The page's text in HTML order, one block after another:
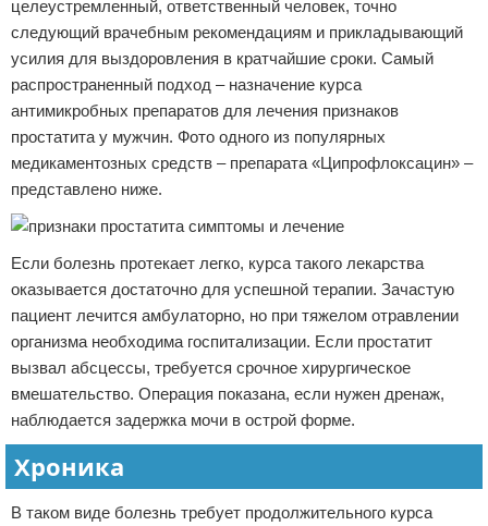
целеустремленный, ответственный человек, точно
следующий врачебным рекомендациям и прикладывающий
усилия для выздоровления в кратчайшие сроки. Самый
распространенный подход – назначение курса
антимикробных препаратов для лечения признаков
простатита у мужчин. Фото одного из популярных
медикаментозных средств – препарата «Ципрофлоксацин» –
представлено ниже.
Если болезнь протекает легко, курса такого лекарства
оказывается достаточно для успешной терапии. Зачастую
пациент лечится амбулаторно, но при тяжелом отравлении
организма необходима госпитализации. Если простатит
вызвал абсцессы, требуется срочное хирургическое
вмешательство. Операция показана, если нужен дренаж,
наблюдается задержка мочи в острой форме.
Хроника
В таком виде болезнь требует продолжительного курса